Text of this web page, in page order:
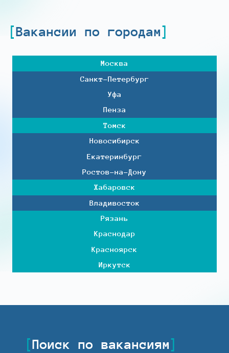
Вакансии по городам
Москва
Санкт-Петербург
Уфа
Пенза
Томск
Новосибирск
Екатеринбург
Ростов-на-Дону
Хабаровск
Владивосток
Рязань
Краснодар
Красноярск
Иркутск
Поиск по вакансиям